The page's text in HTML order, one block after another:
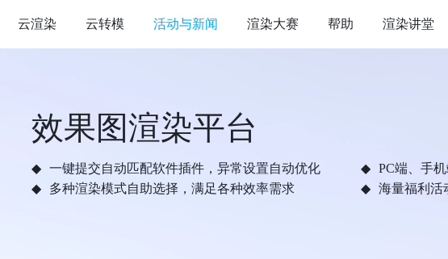
云渲染 云转模 活动与新闻 渲染大赛 帮助 渲染讲堂
效果图渲染平台
一键提交自动匹配软件插件，异常设置自动优化
PC端、手
多种渲染模式自助选择，满足各种效率需求
海量福利活